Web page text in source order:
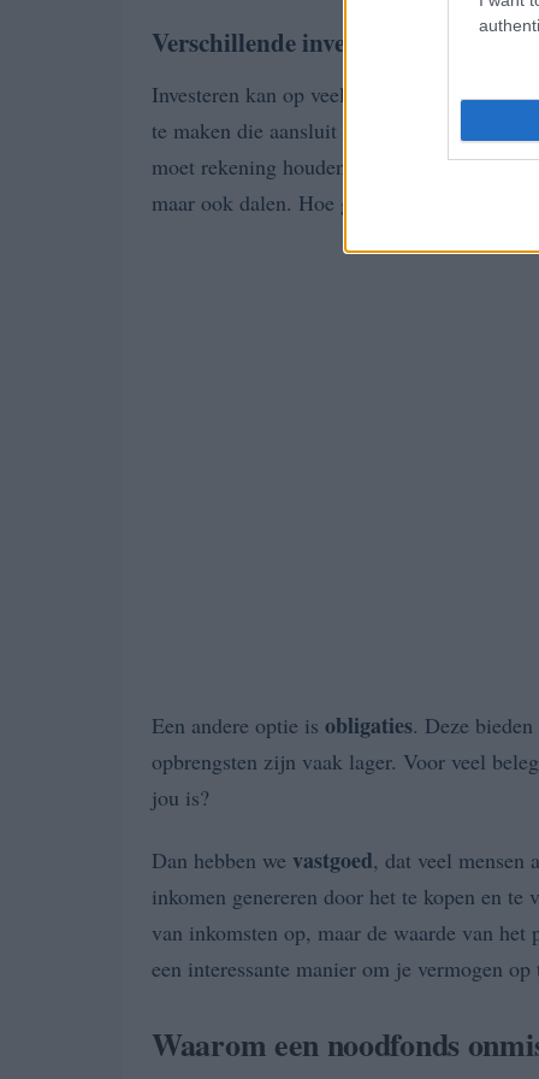
Verschillende
Investeren kan op veel manieren, maar
te maken die aansluit bij je
moet rekening houden met de
maar ook dalen. Hoe ga jij om met deze
Een andere optie is obligaties. Deze
opbrengsten zijn vaak lager. Voor veel
jou is?
Dan hebben we vastgoed, dat veel mensen
inkomen genereren door het te kopen en
van inkomsten op, maar de waarde van
een interessante manier om je vermogen op
Waarom een noodfonds